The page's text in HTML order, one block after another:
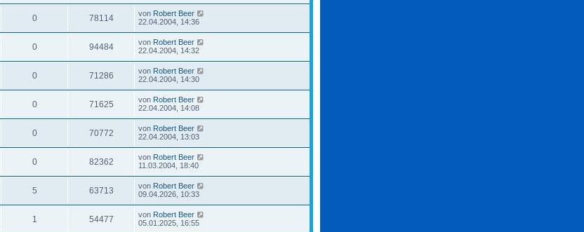
0 78114 von Robert Beer
22.04.2004, 14:36
0 94484 von Robert Beer
22.04.2004, 14:32
0 71286 von Robert Beer
22.04.2004, 14:30
0 71625 von Robert Beer
22.04.2004, 14:08
0 70772 von Robert Beer
22.04.2004, 13:03
0 82362 von Robert Beer
11.03.2004, 18:40
5 63713 von Robert Beer
09.04.2026, 10:33
1 54477 von Robert Beer
05.01.2025, 16:55